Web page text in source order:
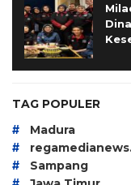
TAG POPULER
# Madura
#
# Sampang